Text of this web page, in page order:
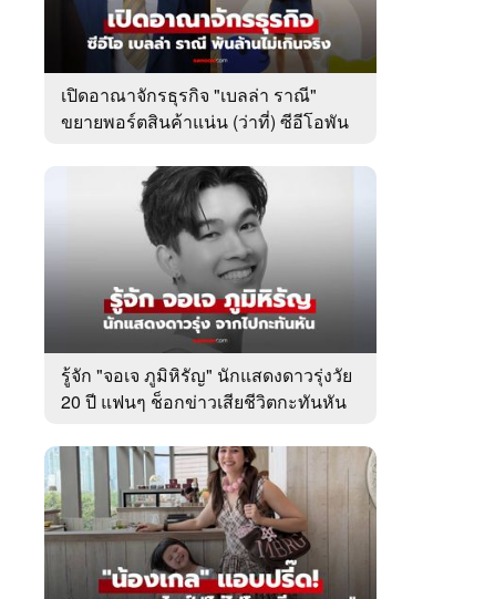
เปิดอาณาจักรธุรกิจ "เบลล่า ราณี"
ขยายพอร์ตสินค้าแน่น (ว่าที่) ซีอีโอพัน
รู้จัก "จอเจ ภูมิหิรัญ" นักแสดงดาวรุ่งวัย
20 ปี แฟนๆ ช็อกข่าวเสียชีวิตกะทันหัน